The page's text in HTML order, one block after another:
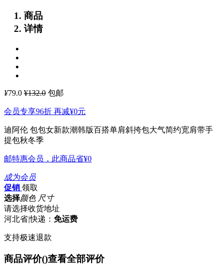
商品
详情
¥79.0 ¥132.0 包邮
会员专享96折 再减¥0元
迪阿伦 包包女新款潮韩版百搭单肩斜挎包大气简约宽肩带手
提包秋冬季
邮特惠会员，此商品省¥0
成为会员
促销 领取
选择颜色 尺寸
请选择收货地址
河北省|快递： 免运费
支持极速退款
商品评价()查看全部评价